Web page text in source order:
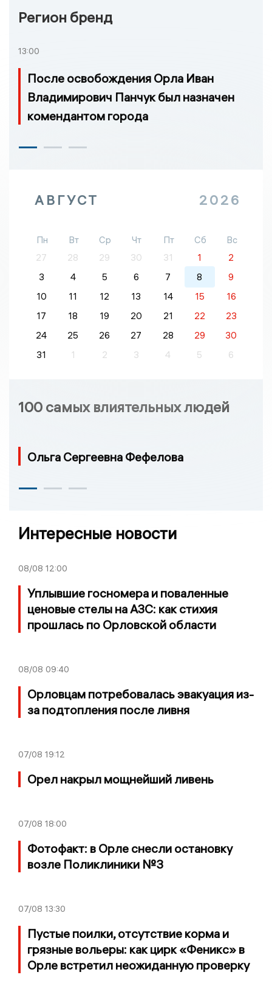
Регион бренд
13:00
После освобождения Орла Иван
Владимирович Панчук был назначен
комендантом города
АВГУСТ 2026
Пн Вт Ср Чт Пт Сб
Вс
27
28 29 30 31 1
2
3
4 5 6 7 8
9
10
11 12 13 14 15
16
17
18 19 20 21 22
23
24
25 26 27 28 29
30
31
1 2 3 4 5 6
100 самых влиятельных людей
Ольга Сергеевна Фефелова
Интересные новости
08/08 12:00
Уплывшие госномера и поваленные
ценовые стелы на АЗС: как стихия
прошлась по Орловской области
08/08 09:40
Орловцам потребовалась эвакуация из-
за подтопления после ливня
07/08 19:12
Орел накрыл мощнейший ливень
07/08 18:00
Фотофакт: в Орле снесли остановку
возле Поликлиники №3
07/08 13:30
Пустые поилки, отсутствие корма и
грязные вольеры: как цирк «Феникс» в
Орле встретил неожиданную проверку